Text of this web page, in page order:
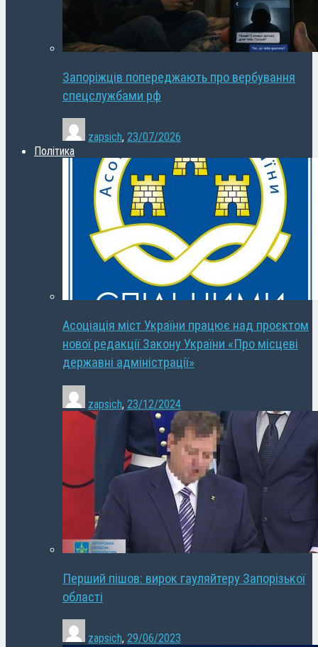
Запоріжців попереджають про вербування
спецслужбами рф
zapsich, 23/07/2026
Політика
Асоціація міст України працює над проєктом
нової редакції Закону України «Про місцеві
державні адміністрації»
zapsich, 23/12/2024
Перший пішов: вирок гауляйтеру Запорізької
області
zapsich, 29/06/2023